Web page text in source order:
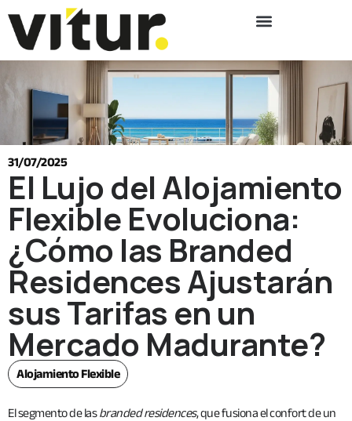
31/07/2025
El Lujo del Alojamiento
Flexible Evoluciona:
¿Cómo las Branded
Residences Ajustarán
sus Tarifas en un
Mercado Madurante?
Alojamiento Flexible
El segmento de lasbranded residences, que fusiona el confort de un